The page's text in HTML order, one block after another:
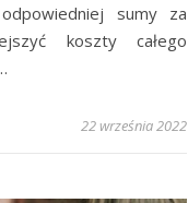
sumy za
koszty całego
22 września 2022